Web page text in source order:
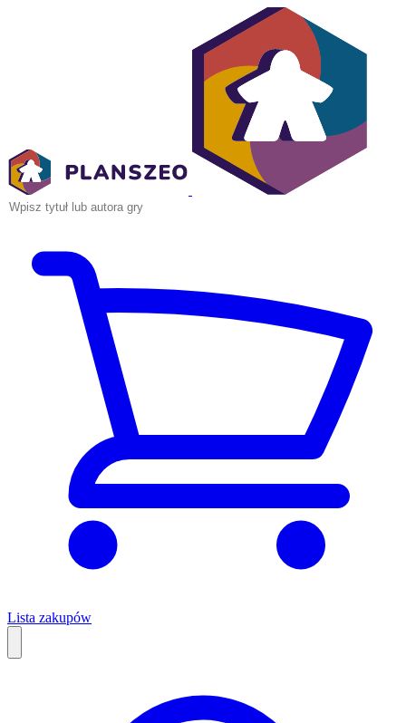
Lista zakupów